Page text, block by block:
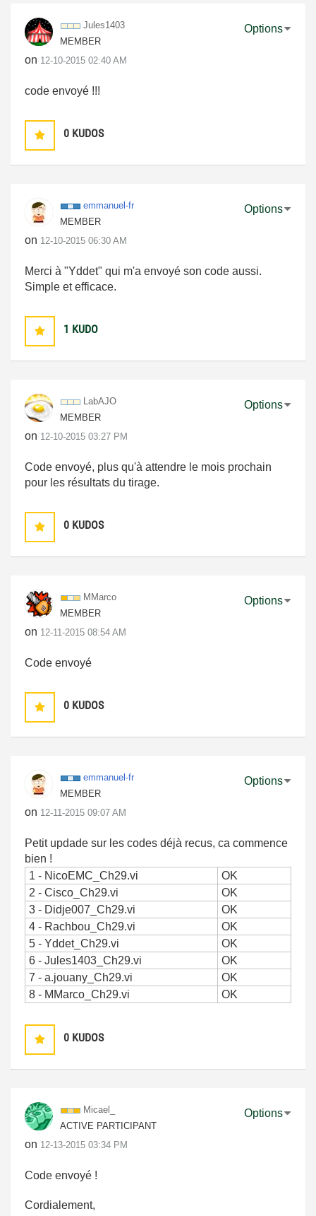
Jules1403
MEMBER
on ‎12-10-2015 02:40 AM
Options
code envoyé !!!
0 KUDOS
emmanuel-fr
MEMBER
on ‎12-10-2015 06:30 AM
Options
Merci à "Yddet" qui m'a envoyé son code aussi.
Simple et efficace.
1 KUDO
LabAJO
MEMBER
on ‎12-10-2015 03:27 PM
Options
Code envoyé, plus qu'à attendre le mois prochain
pour les résultats du tirage.
0 KUDOS
MMarco
MEMBER
on ‎12-11-2015 08:54 AM
Options
Code envoyé
0 KUDOS
emmanuel-fr
MEMBER
on ‎12-11-2015 09:07 AM
Options
Petit updade sur les codes déjà recus, ca commence
bien !
1 - NicoEMC_Ch29.vi
OK
2 - Cisco_Ch29.vi
OK
3 - Didje007_Ch29.vi
OK
4 - Rachbou_Ch29.vi
OK
5 - Yddet_Ch29.vi
OK
6 - Jules1403_Ch29.vi
OK
7 - a.jouany_Ch29.vi
OK
8 - MMarco_Ch29.vi
OK
0 KUDOS
Micael_
ACTIVE PARTICIPANT
on ‎12-13-2015 03:34 PM
Options
Code envoyé !
Cordialement,